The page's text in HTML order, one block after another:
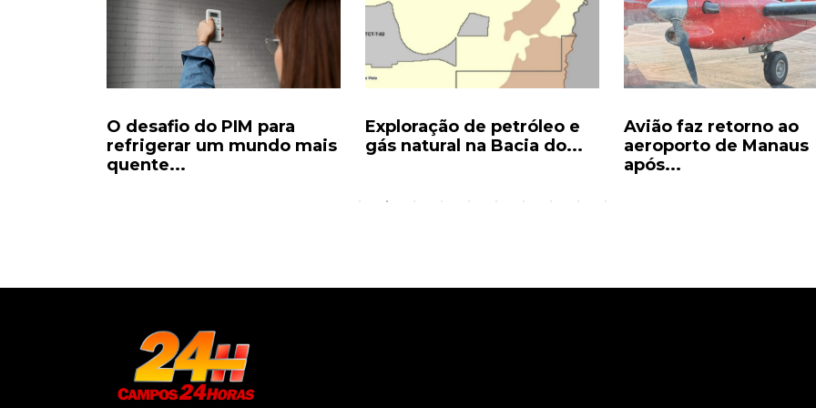
O desafio do PIM para
refrigerar um mundo mais
quente...
Exploração de petróleo e
gás natural na Bacia do...
Avião faz retorno ao
aeroporto de Manaus
após...